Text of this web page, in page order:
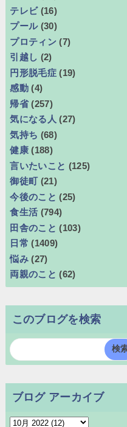
テレビ (16)
プール (30)
プロティン (7)
引越し (2)
円形脱毛症 (19)
感動 (4)
帰省 (257)
気になる人 (27)
気持ち (68)
健康 (188)
言いたいこと (125)
御徒町 (21)
今後のこと (25)
食生活 (794)
田舎のこと (103)
日常 (1409)
悩み (27)
両親のこと (62)
このブログを検索
ブログ アーカイブ